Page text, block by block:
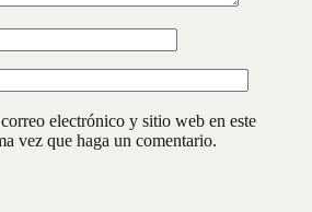
electrónico y sitio web en este
vez que haga un comentario.